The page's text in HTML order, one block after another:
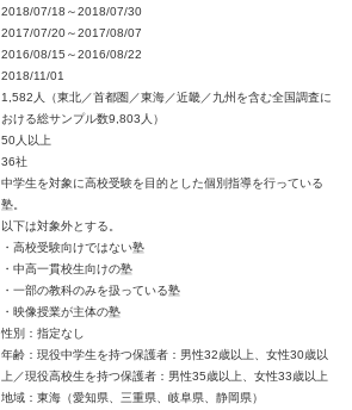
2018/07/18～2018/07/30
2017/07/20～2017/08/07
2016/08/15～2016/08/22
2018/11/01
1,582人（東北／首都圏／東海／近畿／九州を含む全国調査に
おける総サンプル数9,803人）
50人以上
36社
中学生を対象に高校受験を目的とした個別指導を行っている
塾。
以下は対象外とする。
・高校受験向けではない塾
・中高一貫校生向けの塾
・一部の教科のみを扱っている塾
・映像授業が主体の塾
性別：指定なし
年齢：現役中学生を持つ保護者：男性32歳以上、女性30歳以
上／現役高校生を持つ保護者：男性35歳以上、女性33歳以上
地域：東海（愛知県、三重県、岐阜県、静岡県）